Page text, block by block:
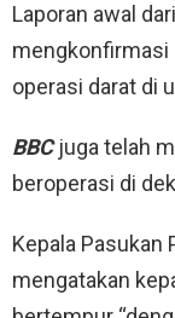
Laporan awal
mengkonfirmasi
operasi darat di
BBC juga telah
beroperasi di
Kepala Pasukan
mengatakan